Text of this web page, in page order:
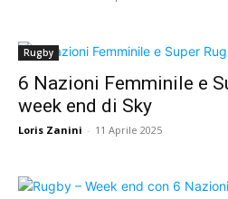
Rugby
6 Nazioni Femminile e
week end di Sky
Loris Zanini - 11 Aprile 2025